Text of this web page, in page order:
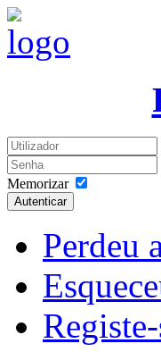
Memorizar
Autenticar
Perdeu